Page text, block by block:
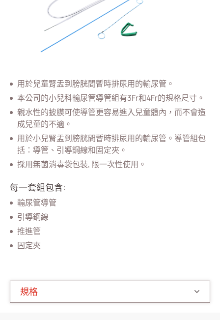
用於兒童腎盂到膀胱間暫時排尿用的輸尿管。
本公司的小兒科輸尿管導管組有3Fr和4Fr的規格尺寸。
親水性的披膜可使導管更容易進入兒童體內，而不會造
成兒童的不適。
用於小兒腎盂到膀胱間暫時排尿用的輸尿管。導管組包
括：導管、引導鋼線和固定夾。
採用無菌消毒袋包裝, 限一次性使用。
每一套組包含:
輸尿管導管
引導鋼線
推進管
固定夾
規格
呼吸治療
經皮引流
泌尿科
全部
輸尿管導管組
引導鋼線
推進管
(ODM)輸尿管氣球擴張導管
(ODM)皮下腎盂造口術輸尿管導管組
(ODM)腫瘤輸尿管導管
(ODM)輸尿管鏡適用輸尿管導管